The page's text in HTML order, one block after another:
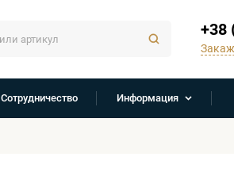
+38
Сотрудничество Информация